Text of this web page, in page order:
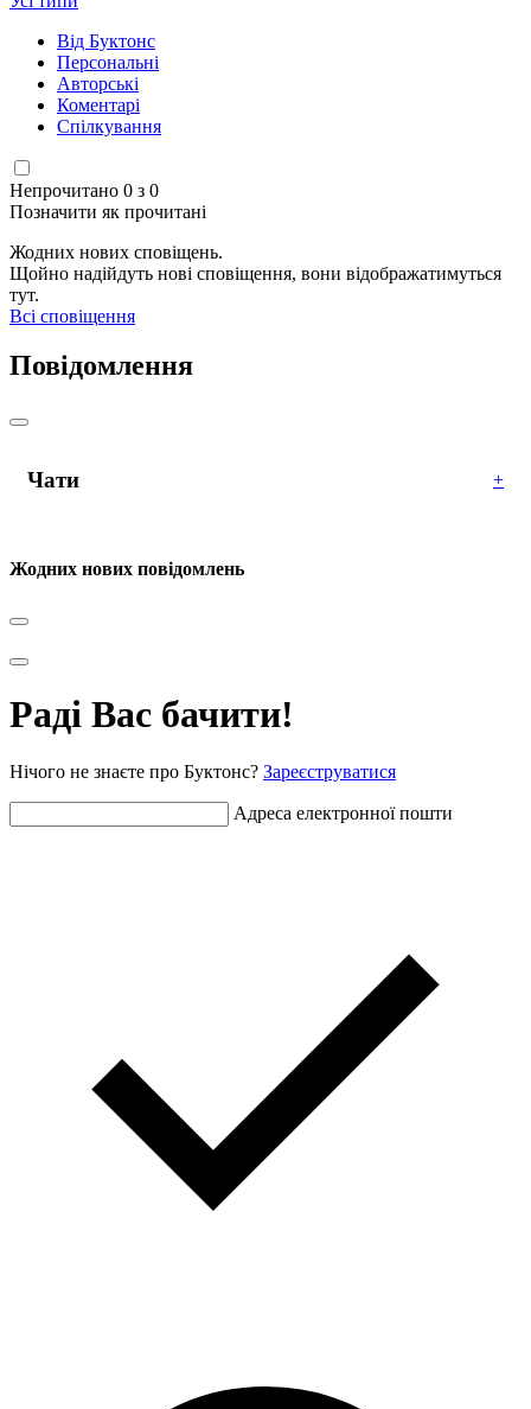
Від Буктонс
Персональні
Авторські
Коментарі
Спілкування
Непрочитано 0 з 0
Позначити як прочитані
Жодних нових сповіщень.
Щойно надійдуть нові сповіщення, вони відображатимуться
тут.
Всі сповіщення
Повідомлення
Чати +
Жодних нових повідомлень
Раді Вас бачити!
Нічого не знаєте про Буктонс? Зареєструватися
Адреса електронної пошти